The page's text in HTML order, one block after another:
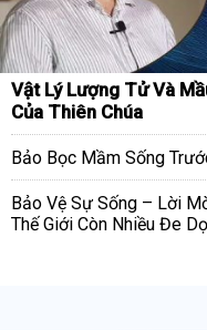
Vật Lý Lượng Tử Và
Của Thiên Chúa
Bảo Bọc Mầm Sống
Bảo Vệ Sự Sống – Lời
Thế Giới Còn Nhiều Đe